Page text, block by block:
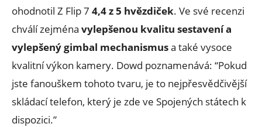
ohodnotil Z Flip 7 4,4 z 5 hvězdiček. Ve své recenzi
chválí zejména vylepšenou kvalitu sestavení a
vylepšený gimbal mechanismusa také vysoce
kvalitní výkon kamery. Dowd poznamenává: “Pokud
jste fanouškem tohoto tvaru, je to nejpřesvědčivější
skládací telefon, který je zde ve Spojených státech k
dispozici.”